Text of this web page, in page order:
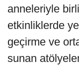
anneleriyle
etkinliklerde
geçirme ve
sunan